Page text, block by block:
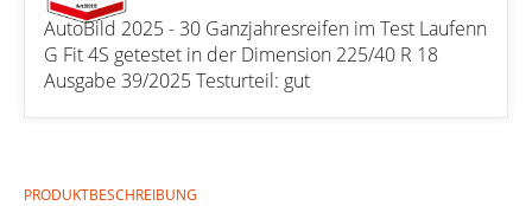
AutoBild 2025 - 30 Ganzjahresreifen im Test Laufenn
G Fit 4S getestet in der Dimension 225/40 R 18
Ausgabe 39/2025 Testurteil: gut
PRODUKTBESCHREIBUNG